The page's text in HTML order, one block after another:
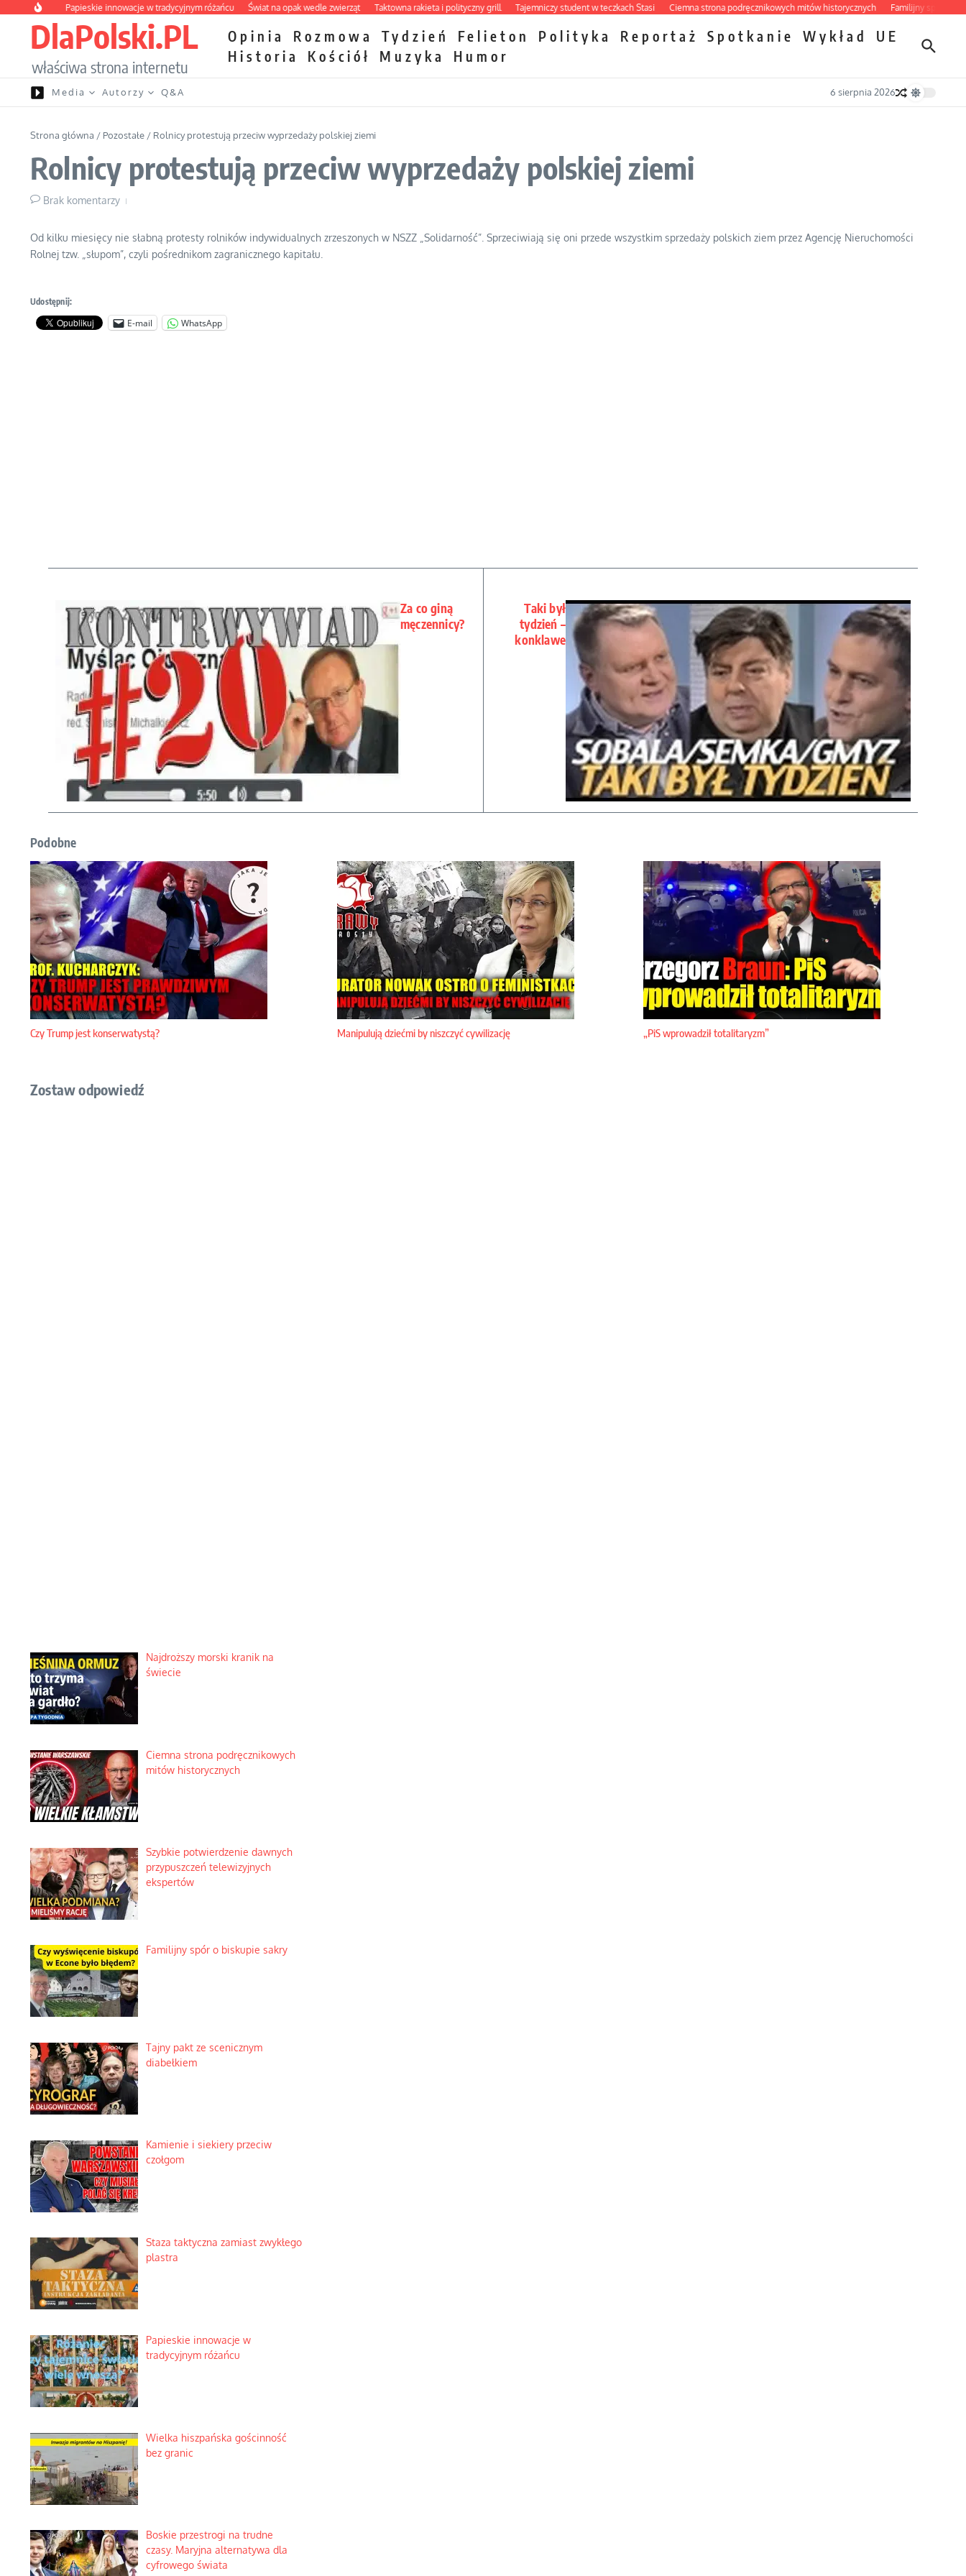
Przejdź do treściPapieskie innowacje w tradycyjnym różańcu Świat na opak wedle zwierząt Taktowna rakieta i polityczny grill Tajemniczy student w teczkach Stasi Ciemna strona podręcznikowych mitów historycznych Familijny spór o
DlaPolski.PL
właściwa strona internetu
Opinia Rozmowa Tydzień Felieton Polityka Reportaż Spotkanie Wykład
UE
Historia
Kościół Muzyka Humor
Media Autorzy Q&A 6 sierpnia 2026
Strona główna / Pozostałe / Rolnicy protestują przeciw wyprzedaży polskiej ziemi
Rolnicy protestują przeciw wyprzedaży polskiej ziemi
Brak komentarzy
Od kilku miesięcy nie słabną protesty rolników indywidualnych zrzeszonych w NSZZ „Solidarność”. Sprzeciwiają się oni przede wszystkim sprzedaży polskich ziem przez Agencję Nieruchomości
Rolnej tzw. „słupom”, czyli pośrednikom zagranicznego kapitału.
Udostępnij:
E-mail WhatsApp
Za co giną
męczennicy?
Taki był
tydzień –
konklawe
Podobne
Czy Trump jest konserwatystą? Manipulują dziećmi by niszczyć cywilizację „PiS wprowadził totalitaryzm”
Zostaw odpowiedź
Najdroższy morski kranik na
świecie
Ciemna strona podręcznikowych
mitów historycznych
Szybkie potwierdzenie dawnych
przypuszczeń telewizyjnych
ekspertów
Familijny spór o biskupie sakry
Tajny pakt ze scenicznym
diabełkiem
Kamienie i siekiery przeciw
czołgom
Staza taktyczna zamiast zwykłego
plastra
Papieskie innowacje w
tradycyjnym różańcu
Wielka hiszpańska gościnność
bez granic
Boskie przestrogi na trudne
czasy. Maryjna alternatywa dla
cyfrowego świata